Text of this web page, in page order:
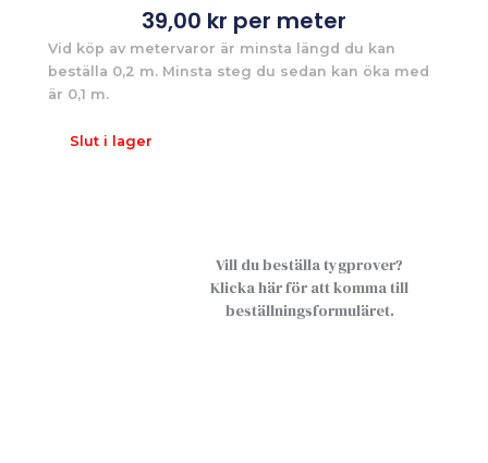
39,00 kr per meter
Vid köp av metervaror är minsta längd du kan
beställa 0,2 m. Minsta steg du sedan kan öka med
är 0,1 m.
Slut i lager
Vill du beställa tygprover?
Klicka här för att komma till
beställningsformuläret.